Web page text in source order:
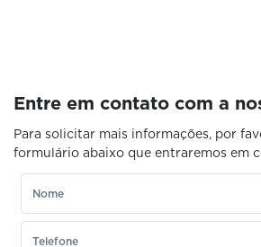
Entre em contato com a
Para solicitar mais informações, por
formulário abaixo que entraremos em